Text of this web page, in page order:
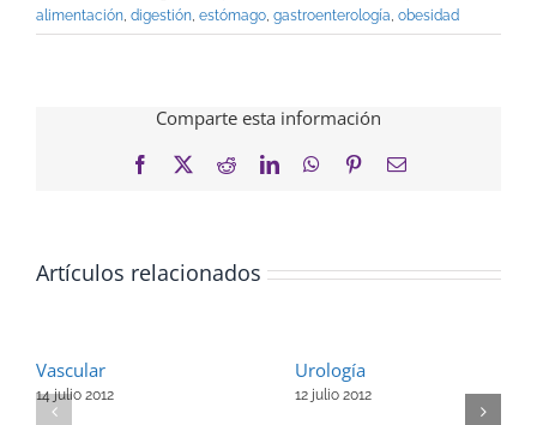
alimentación, digestión, estómago, gastroenterología, obesidad
Comparte esta información
Facebook RedditLinkedInWhatsApp
PinterestCorreo
Artículos relacionados
Vascular
14 julio 2012
Urología
12 julio 2012